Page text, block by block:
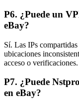
P6. ¿Puede un
eBay?
Sí. Las IPs
ubicaciones
acceso o verificaciones.
P7. ¿Puede
en eBay?